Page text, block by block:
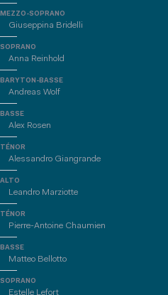
MEZZO-SOPRANO
Giuseppina Bridelli
SOPRANO
Anna Reinhold
BARYTON-BASSE
Andreas Wolf
BASSE
Alex Rosen
TÉNOR
Alessandro Giangrande
ALTO
Leandro Marziotte
TÉNOR
Pierre-Antoine Chaumien
BASSE
Matteo Bellotto
SOPRANO
Estelle Lefort